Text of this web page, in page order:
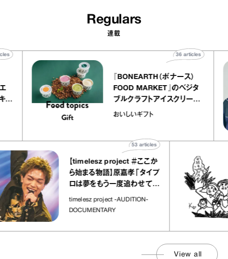
Regulars
連載
トリエ
プ キャ
40articles
『BONEARTH（ボナース）
FOOD MARKET』のベジタ
ブルクラフトアイスクリーム
｜真野知子の「おいしいギフ
おいしいギフト
36articles
【timelesz project ＃ここか
ら始まる物語】原嘉孝「タイプ
ロは夢をもう一度追わせてく
れた場所」
timelesz project -AUDITION-
DOCUMENTARY
articles
View all